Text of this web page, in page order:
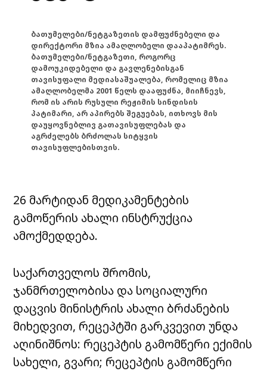
ბათუმელები/ნეტგაზეთის დამფუძნებელი და
დირექტორი მზია ამაღლობელი დააპატიმრეს.
ბათუმელები/ნეტგაზეთი, როგორც
დამოუკიდებელი და გავლენებისგან
თავისუფალი მედიასაშუალება, რომელიც მზია
ამაღლობელმა 2001 წელს დააფუძნა, მიიჩნევს,
რომ ის არის რუსული რეჟიმის სინდისის
პატიმარი, არ აპირებს შეგუებას, ითხოვს მის
დაუყოვნებლივ გათავისუფლებას და
აგრძელებს ბრძოლას სიტყვის
თავისუფლებისთვის.
26 მარტიდან მედიკამენტების
გამოწერის ახალი ინსტრუქცია
ამოქმედდება.
საქართველოს შრომის,
ჯანმრთელობისა და სოციალური
დაცვის მინისტრის ახალი ბრძანების
მიხედვით, რეცეპტში გარკვევით უნდა
აღინიშნოს: რეცეპტის გამომწერი ექიმის
სახელი, გვარი; რეცეპტის გამომწერი